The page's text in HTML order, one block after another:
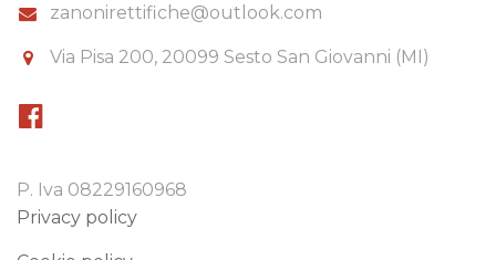
zanonirettifiche@outlook.com
Via Pisa 200, 20099 Sesto San Giovanni (MI)
P. Iva 08229160968
Privacy policy